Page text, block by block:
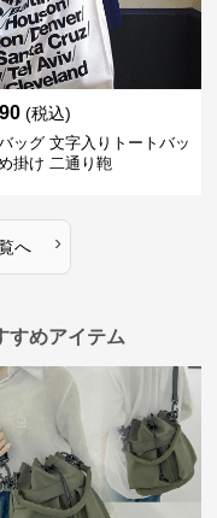
(税込)
ッグ 文字入りトートバッ
掛け 二通り鞄
へ ›
すめアイテム